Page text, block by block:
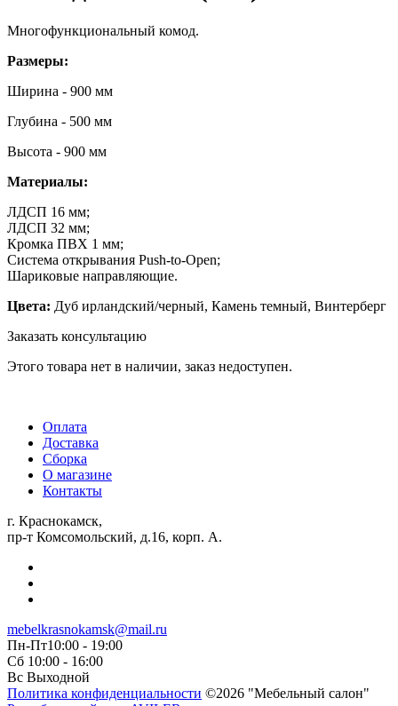
Многофункциональный комод.
Размеры:
Ширина - 900 мм
Глубина - 500 мм
Высота - 900 мм
Материалы:
ЛДСП 16 мм;
ЛДСП 32 мм;
Кромка ПВХ 1 мм;
Система открывания Push-to-Open;
Шариковые направляющие.
Цвета: Дуб ирландский/черный, Камень темный, Винтерберг
Заказать консультацию
Этого товара нет в наличии, заказ недоступен.
Оплата
Доставка
Сборка
О магазине
Контакты
г. Краснокамск,
пр-т Комсомольский, д.16, корп. А.
mebelkrasnokamsk@mail.ru
Пн-Пт10:00 - 19:00
Сб 10:00 - 16:00
Вс Выходной
Политика конфиденциальности ©2026 "Мебельный салон"